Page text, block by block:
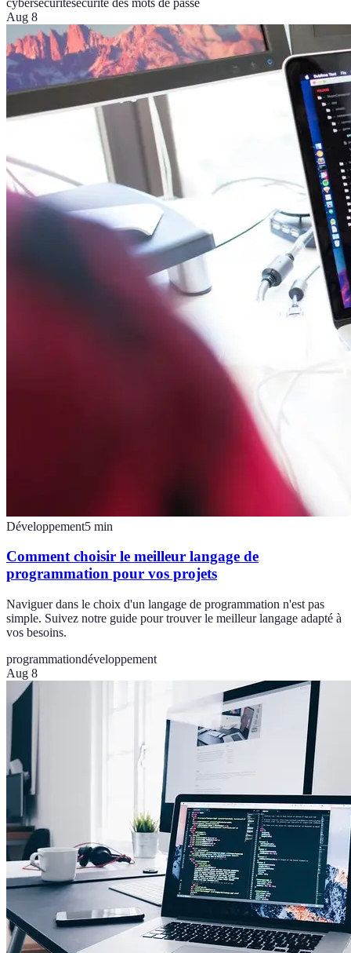
Aug 8
Développement5 min
Comment choisir le meilleur langage de
programmation pour vos projets
Naviguer dans le choix d'un langage de programmation n'est pas
simple. Suivez notre guide pour trouver le meilleur langage adapté à
vos besoins.
programmationdéveloppement
Aug 8